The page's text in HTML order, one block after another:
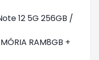
12 5G 256GB /
RAM8GB +